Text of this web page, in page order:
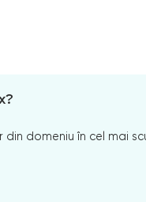
domeniu în cel mai